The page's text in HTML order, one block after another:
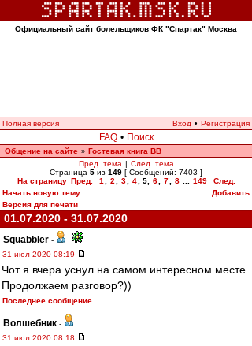
Официальный сайт болельщиков ФК "Спартак" Москва
Полная версия Вход • Регистрация
FAQ • Поиск
Общение на сайте » Гостевая книга ВВ
Пред. тема | След. тема
Страница 5 из 149 [ Сообщений: 7403 ]
На страницу Пред. 1 2 3 4 5, 6 7 8 149
След.
Начать новую тему
Добавить
Версия для печати
01.07.2020 - 31.07.2020
Squabbler -
31 июл 2020 08:19
Чот я вчера уснул на самом интересном месте
Продолжаем разговор?))
Последнее сообщение
Волшебник -
31 июл 2020 08:18